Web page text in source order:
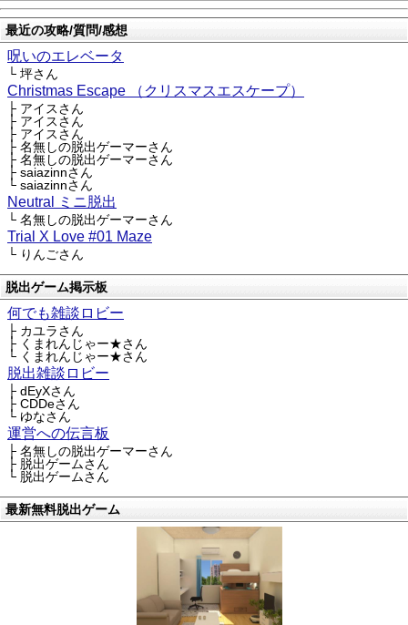
最近の攻略/質問/感想
呪いのエレベータ
└ 坪さん
Christmas Escape （クリスマスエスケープ）
├ アイスさん
├ アイスさん
├ アイスさん
├ 名無しの脱出ゲーマーさん
├ 名無しの脱出ゲーマーさん
├ saiazinnさん
└ saiazinnさん
Neutral ミニ脱出
└ 名無しの脱出ゲーマーさん
Trial X Love #01 Maze
└ りんごさん
脱出ゲーム掲示板
何でも雑談ロビー
├ カユラさん
├ くまれんじゃー★さん
└ くまれんじゃー★さん
脱出雑談ロビー
├ dEyXさん
├ CDDeさん
└ ゆなさん
運営への伝言板
├ 名無しの脱出ゲーマーさん
├ 脱出ゲームさん
└ 脱出ゲームさん
最新無料脱出ゲーム